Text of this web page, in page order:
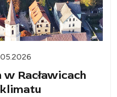
Racławicach